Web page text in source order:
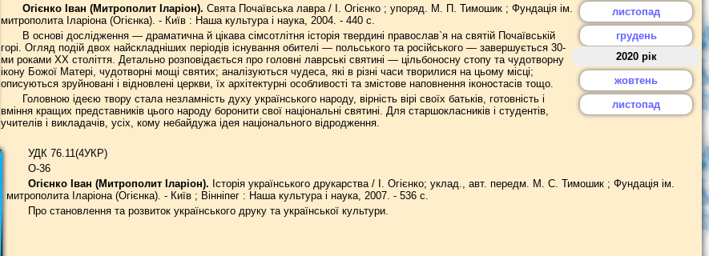
листопад
грудень
2020 рік
жовтень
листопад
Огієнко Іван (Митрополит Іларіон). Свята Почаївська лавра / І. Огієнко ; упоряд. М. П. Тимошик ; Фундація ім.
митрополита Іларіона (Огієнка). - Київ : Наша культура і наука, 2004. - 440 с.
В основі дослідження — драматична й цікава сімсотлітня історія твердині православ`я на святій Почаївській
горі. Огляд подій двох найскладніших періодів існування обителі — польського та російського — завершується 30-
ми роками XX століття. Детально розповідається про головні лаврські святині — цільбоносну стопу та чудотворну
ікону Божої Матері, чудотворні мощі святих; аналізуються чудеса, які в різні часи творилися на цьому місці;
описуються зруйновані і відновлені церкви, їх архітектурні особливості та змістове наповнення іконостасів тощо.
Головною ідеєю твору стала незламність духу українського народу, вірність вірі своїх батьків, готовність і
вміння кращих представників цього народу боронити свої національні святині. Для старшокласників і студентів,
учителів і викладачів, усіх, кому небайдужа ідея національного відродження.
УДК 76.11(4УКР)
О-36
Огієнко Іван (Митрополит Іларіон). Історія українського друкарства / І. Огієнко; уклад., авт. передм. М. С. Тимошик ; Фундація ім.
митрополита Іларіона (Огієнка). - Київ ; Вінніпег : Наша культура і наука, 2007. - 536 с.
Про становлення та розвиток українського друку та української культури.